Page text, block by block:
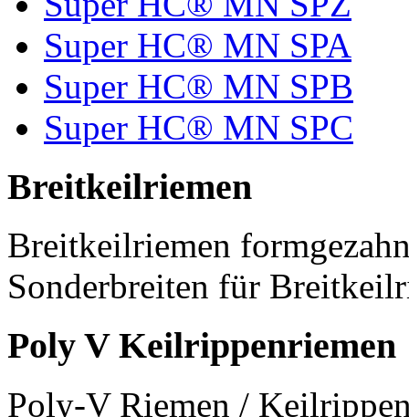
Super HC® MN SPA
Super HC® MN SPB
Super HC® MN SPC
Breitkeilriemen
Breitkeilriemen
Sonderbreiten für
Poly V Keilrippenriemen
Poly-V Riemen /